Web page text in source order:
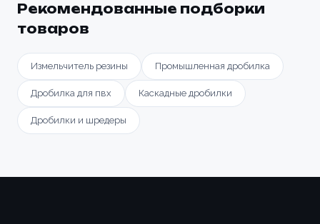
Рекомендованные подборки
товаров
Измельчитель резины Промышленная дробилка
Дробилка для пвх Каскадные дробилки
Дробилки и шредеры